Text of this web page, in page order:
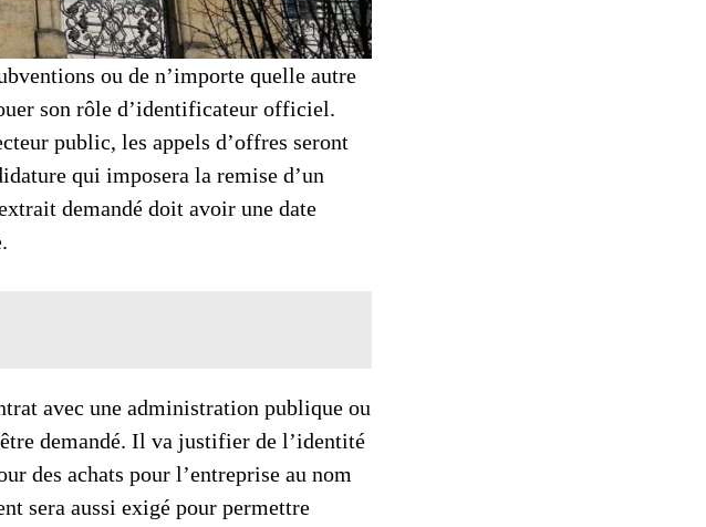
ou de n’importe quelle autre
son rôle d’identificateur officiel.
public, les appels d’offres seront
qui imposera la remise d’un
demandé doit avoir une date
avec une administration publique ou
demandé. Il va justifier de l’identité
des achats pour l’entreprise au nom
sera aussi exigé pour permettre